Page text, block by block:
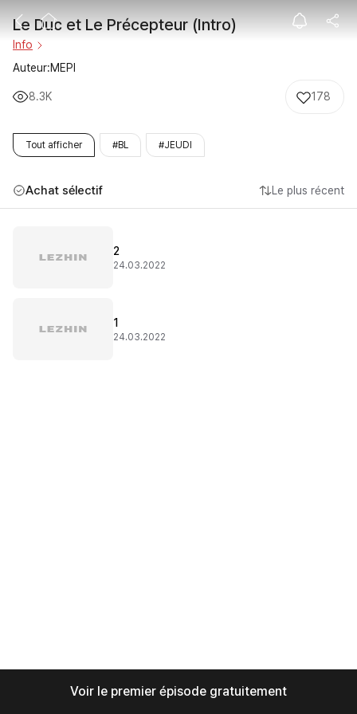
Le Duc et Le
Le Duc et Le Précepteur (Intro)
Info
Auteur:MEPI
8.3K 178
Tout afficher #BL #JEUDI
Achat sélectif Le plus récent
2
24.03.2022
1
24.03.2022
Voir le premier épisode gratuitement